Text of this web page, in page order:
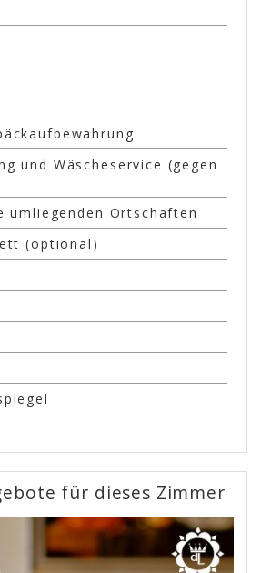
und Wäscheservice (gegen
umliegenden Ortschaften
(optional)
für dieses Zimmer